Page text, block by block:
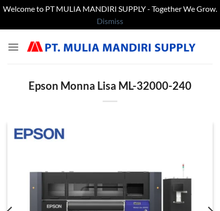
Welcome to PT MULIA MANDIRI SUPPLY - Together We Grow.
Dismiss
Epson Monna Lisa ML-32000-240